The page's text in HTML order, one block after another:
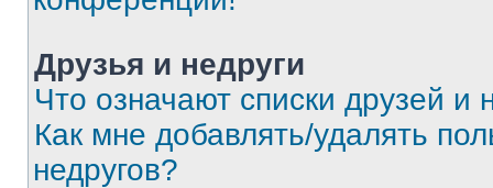
Друзья и недруги
Что означают списки друзей и
Как мне добавлять/удалять
недругов?